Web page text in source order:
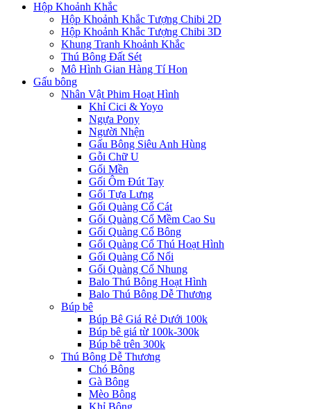
Hộp Khoảnh Khắc
Hộp Khoảnh Khắc Tượng Chibi 2D
Hộp Khoảnh Khắc Tượng Chibi 3D
Khung Tranh Khoảnh Khắc
Thú Bông Đất Sét
Mô Hình Gian Hàng Tí Hon
Gấu bông
Nhân Vật Phim Hoạt Hình
Khỉ Cici & Yoyo
Ngựa Pony
Người Nhện
Gấu Bông Siêu Anh Hùng
Gỗi Chữ U
Gối Mền
Gối Ôm Đút Tay
Gối Tựa Lưng
Gối Quàng Cổ Cát
Gối Quàng Cổ Mềm Cao Su
Gối Quàng Cổ Bông
Gối Quàng Cổ Thú Hoạt Hình
Gối Quàng Cổ Nổi
Gối Quàng Cổ Nhung
Balo Thú Bông Hoạt Hình
Balo Thú Bông Dễ Thương
Búp bê
Búp Bê Giá Rẻ Dưới 100k
Búp bê giá từ 100k-300k
Búp bê trên 300k
Thú Bông Dễ Thương
Chó Bông
Gà Bông
Mèo Bông
Khỉ Bông